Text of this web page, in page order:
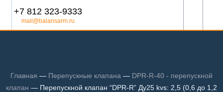
+7 812 323-9333
mail@balansarm.ru
Главная — Перепускные клапана — DPR-R-40 - перепускной
клапан — Перепускной клапан “DPR-R” Ду25 kvs: 2,5 (0,6 до 1,2